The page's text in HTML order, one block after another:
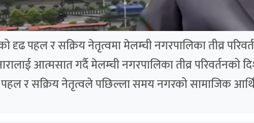
दृढ पहल र सक्रिय नेतृत्वमा मेलम्ची नगरपालिका तीव्र
आत्मसात गर्दै मेलम्ची नगरपालिका तीव्र परिवर्तनको
र सक्रिय नेतृत्वले पछिल्ला समय नगरको सामाजिक